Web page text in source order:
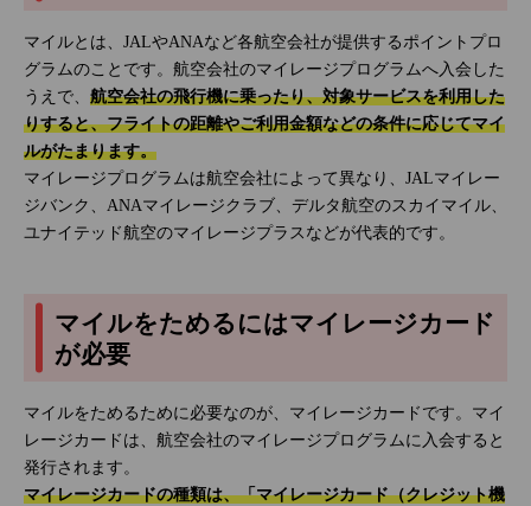
マイルとは、JALやANAなど各航空会社が提供するポイントプロ
グラムのことです。航空会社のマイレージプログラムへ入会した
うえで、 航空会社の飛行機に乗ったり、対象サービスを利用した
りすると、フライトの距離やご利用金額などの条件に応じてマイ
ルがたまります。
マイレージプログラムは航空会社によって異なり、JALマイレー
ジバンク、ANAマイレージクラブ、デルタ航空のスカイマイル、
ユナイテッド航空のマイレージプラスなどが代表的です。
マイルをためるにはマイレージカード
が必要
マイルをためるために必要なのが、マイレージカードです。マイ
レージカードは、航空会社のマイレージプログラムに入会すると
発行されます。
マイレージカードの種類は、「マイレージカード（クレジット機